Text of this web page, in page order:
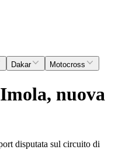
Dakar Motocross
nuova
disputata sul circuito di